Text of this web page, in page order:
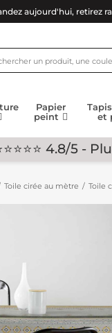
aujourd'hui, retirez
Papier
peint
et
4.8/5 -
Toile cirée au mètre Toile